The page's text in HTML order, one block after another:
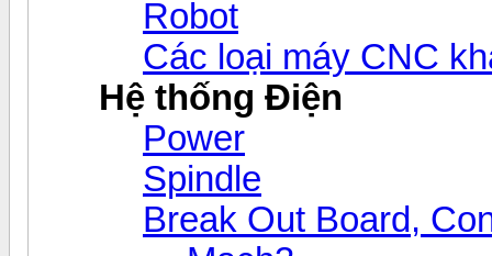
Robot
Các loại máy CNC
Hệ thống Điện
Power
Spindle
Break Out Board,